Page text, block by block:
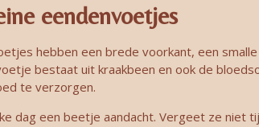
eendenvoetjes
hebben een brede voorkant, een
bestaat uit kraakbeen en ook de
te verzorgen.
dag een beetje aandacht. Vergeet ze